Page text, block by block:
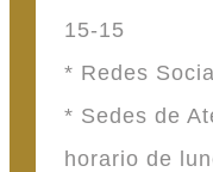
15-15
* Redes
* Sedes de
horario de